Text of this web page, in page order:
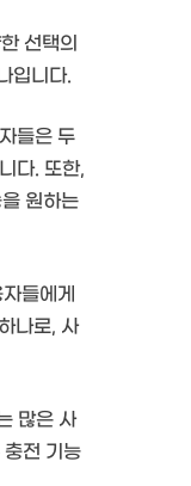
선택의
입니다.
들은 두
다. 또한,
원하는
들에게
나로, 사
많은 사
전 기능